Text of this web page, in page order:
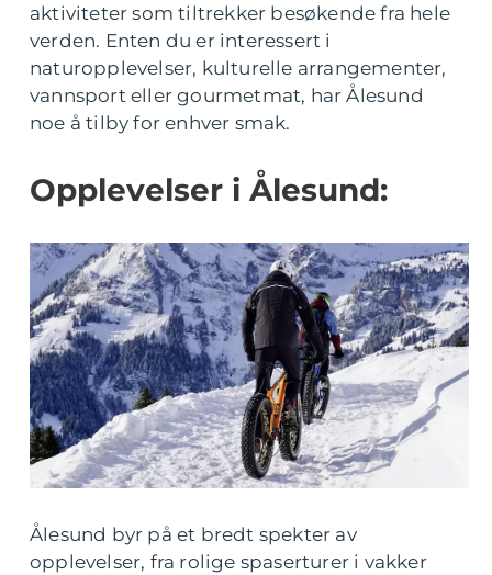
aktiviteter som tiltrekker besøkende fra hele
verden. Enten du er interessert i
naturopplevelser, kulturelle arrangementer,
vannsport eller gourmetmat, har Ålesund
noe å tilby for enhver smak.
Opplevelser i Ålesund:
Ålesund byr på et bredt spekter av
opplevelser, fra rolige spaserturer i vakker